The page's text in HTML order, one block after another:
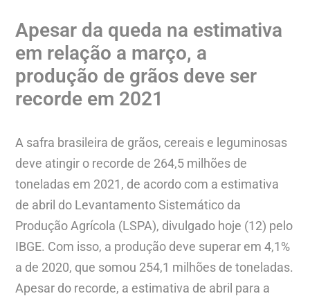
Apesar da queda na estimativa
em relação a março, a
produção de grãos deve ser
recorde em 2021
A safra brasileira de grãos, cereais e leguminosas
deve atingir o recorde de 264,5 milhões de
toneladas em 2021, de acordo com a estimativa
de abril do Levantamento Sistemático da
Produção Agrícola (LSPA), divulgado hoje (12) pelo
IBGE. Com isso, a produção deve superar em 4,1%
a de 2020, que somou 254,1 milhões de toneladas.
Apesar do recorde, a estimativa de abril para a